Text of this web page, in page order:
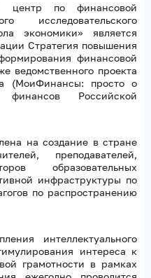
центр по финансовой
исследовательского
экономики» является
Стратегия повышения
финансовой
ведомственного проекта
(МоиФинансы: просто о
финансов Российской
на создание в стране
преподавателей,
образовательных
инфраструктуры по
по распространению
интеллектуального
интереса к
грамотности в рамках